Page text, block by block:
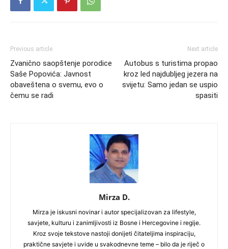
Previous article
Zvanično saopštenje porodice
Saše Popovića: Javnost
obaveštena o svemu, evo o
čemu se radi
Next article
Autobus s turistima propao
kroz led najdubljeg jezera na
svijetu: Samo jedan se uspio
spasiti
Mirza D.
Mirza je iskusni novinar i autor specijalizovan za lifestyle,
savjete, kulturu i zanimljivosti iz Bosne i Hercegovine i regije.
Kroz svoje tekstove nastoji donijeti čitateljima inspiraciju,
praktične savjete i uvide u svakodnevne teme – bilo da je riječ o